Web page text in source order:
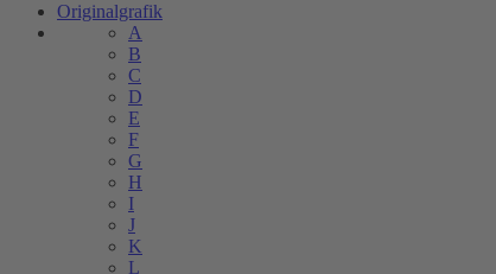
Originalgrafik
A
B
C
D
E
F
G
H
I
J
K
L